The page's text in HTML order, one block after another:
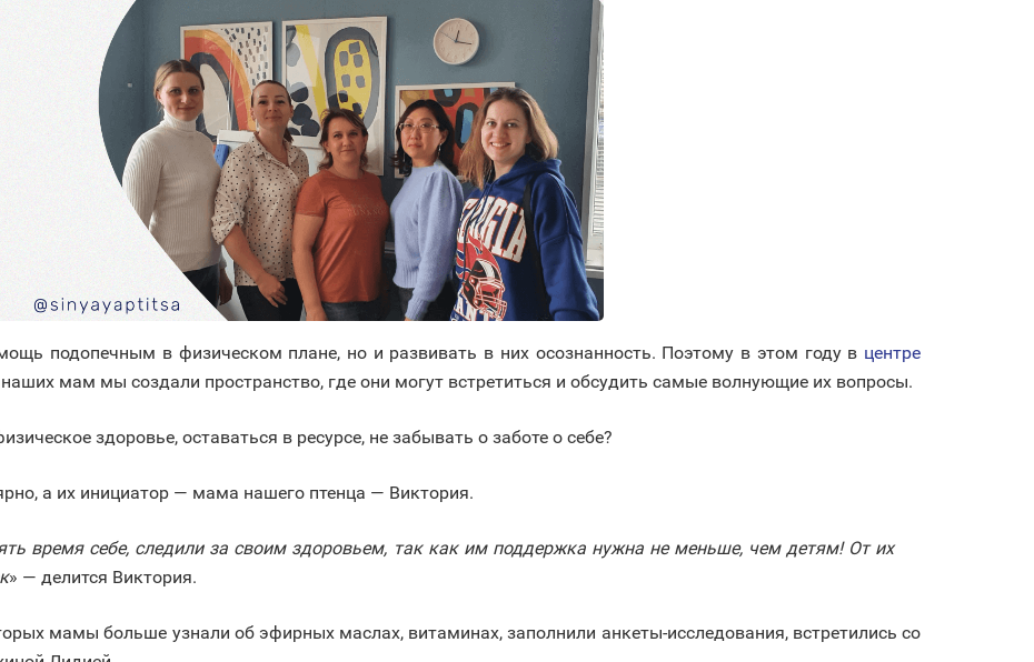
подопечным в физическом плане, но и развивать в них осознанность. Поэтому в этом году в центре
мам мы создали пространство, где они могут встретиться и обсудить самые волнующие их вопросы.
здоровье, оставаться в ресурсе, не забывать о заботе о себе?
а их инициатор — мама нашего птенца — Виктория.
время себе, следили за своим здоровьем, так как им поддержка нужна не меньше, чем детям! От их
» — делится Виктория.
мамы больше узнали об эфирных маслах, витаминах, заполнили анкеты-исследования, встретились со